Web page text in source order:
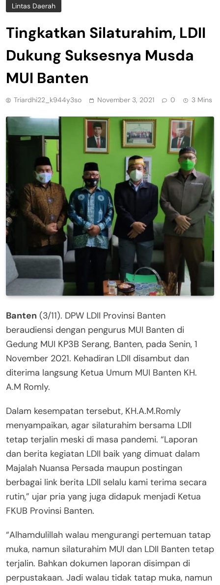
Lintas Daerah
Tingkatkan Silaturahim, LDII
Dukung Suksesnya Musda
MUI Banten
Triardhi22_k944y3so November 3, 2021 0 3 Mins
Banten (3/11). DPW LDII Provinsi Banten
beraudiensi dengan pengurus MUI Banten di
Gedung MUI KP3B Serang, Banten, pada Senin, 1
November 2021. Kehadiran LDII disambut dan
diterima langsung Ketua Umum MUI Banten KH.
A.M Romly.
Dalam kesempatan tersebut, KH.A.M.Romly
menyampaikan, agar silaturahim bersama LDll
tetap terjalin meski di masa pandemi. “Laporan
dan berita kegiatan LDII baik yang dimuat dalam
Majalah Nuansa Persada maupun postingan
berbagai link berita LDll selalu kami terima secara
rutin,” ujar pria yang juga didapuk menjadi Ketua
FKUB Provinsi Banten.
“Alhamdulillah walau mengurangi pertemuan tatap
muka, namun silaturahim MUI dan LDII Banten tetap
terjalin. Bahkan dokumen laporan disimpan di
perpustakaan. Jadi walau tidak tatap muka, namun